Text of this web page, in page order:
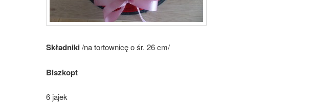
Składniki/na tortownicę o śr. 26 cm/
Biszkopt
6 jajek